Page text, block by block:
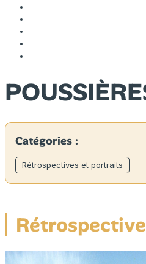
Catégories :
Rétrospectives et portraits